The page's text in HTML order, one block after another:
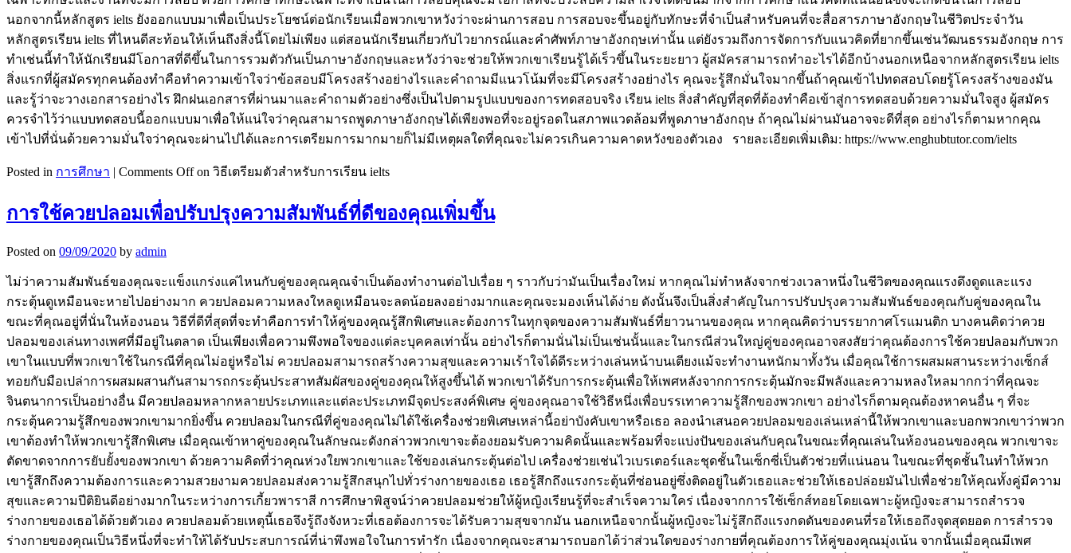
นอกจากนี้หลักสูตร ielts ยังออกแบบมาเพื่อเป็นประโยชน์ต่อนักเรียนเมื่อพวกเขาหวังว่าจะผ่านการสอบ การสอบจะขึ้นอยู่กับทักษะที่จำเป็นสำหรับคนที่จะสื่อสารภาษาอังกฤษในชีวิตประจำวัน
หลักสูตรเรียน ielts ที่ไหนดีสะท้อนให้เห็นถึงสิ่งนี้โดยไม่เพียง แต่สอนนักเรียนเกี่ยวกับไวยากรณ์และคำศัพท์ภาษาอังกฤษเท่านั้น แต่ยังรวมถึงการจัดการกับแนวคิดที่ยากขึ้นเช่นวัฒนธรรมอังกฤษ การ
ทำเช่นนี้ทำให้นักเรียนมีโอกาสที่ดีขึ้นในการรวมตัวกันเป็นภาษาอังกฤษและหวังว่าจะช่วยให้พวกเขาเรียนรู้ได้เร็วขึ้นในระยะยาว ผู้สมัครสามารถทำอะไรได้อีกบ้างนอกเหนือจากหลักสูตรเรียน ielts
สิ่งแรกที่ผู้สมัครทุกคนต้องทำคือทำความเข้าใจว่าข้อสอบมีโครงสร้างอย่างไรและคำถามมีแนวโน้มที่จะมีโครงสร้างอย่างไร คุณจะรู้สึกมั่นใจมากขึ้นถ้าคุณเข้าไปทดสอบโดยรู้โครงสร้างของมัน
และรู้ว่าจะวางเอกสารอย่างไร ฝึกฝนเอกสารที่ผ่านมาและคำถามตัวอย่างซึ่งเป็นไปตามรูปแบบของการทดสอบจริง เรียน ielts สิ่งสำคัญที่สุดที่ต้องทำคือเข้าสู่การทดสอบด้วยความมั่นใจสูง ผู้สมัคร
ควรจำไว้ว่าแบบทดสอบนี้ออกแบบมาเพื่อให้แน่ใจว่าคุณสามารถพูดภาษาอังกฤษได้เพียงพอที่จะอยู่รอดในสภาพแวดล้อมที่พูดภาษาอังกฤษ ถ้าคุณไม่ผ่านมันอาจจะดีที่สุด อย่างไรก็ตามหากคุณ
เข้าไปที่นั่นด้วยความมั่นใจว่าคุณจะผ่านไปได้และการเตรียมการมากมายก็ไม่มีเหตุผลใดที่คุณจะไม่ควรเกินความคาดหวังของตัวเอง รายละเอียดเพิ่มเติม: https://www.enghubtutor.com/ielts
Posted in การศึกษา | Comments Offon วิธีเตรียมตัวสำหรับการเรียน ielts
การใช้ควยปลอมเพื่อปรับปรุงความสัมพันธ์ที่ดีของคุณเพิ่มขึ้น
Posted on 09/09/2020 by admin
ไม่ว่าความสัมพันธ์ของคุณจะแข็งแกร่งแค่ไหนกับคู่ของคุณคุณจำเป็นต้องทำงานต่อไปเรื่อย ๆ ราวกับว่ามันเป็นเรื่องใหม่ หากคุณไม่ทำหลังจากช่วงเวลาหนึ่งในชีวิตของคุณแรงดึงดูดและแรง
กระตุ้นดูเหมือนจะหายไปอย่างมาก ควยปลอมความหลงใหลดูเหมือนจะลดน้อยลงอย่างมากและคุณจะมองเห็นได้ง่าย ดังนั้นจึงเป็นสิ่งสำคัญในการปรับปรุงความสัมพันธ์ของคุณกับคู่ของคุณใน
ขณะที่คุณอยู่ที่นั่นในห้องนอน วิธีที่ดีที่สุดที่จะทำคือการทำให้คู่ของคุณรู้สึกพิเศษและต้องการในทุกจุดของความสัมพันธ์ที่ยาวนานของคุณ หากคุณคิดว่าบรรยากาศโรแมนติก บางคนคิดว่าควย
ปลอมของเล่นทางเพศที่มีอยู่ในตลาด เป็นเพียงเพื่อความพึงพอใจของแต่ละบุคคลเท่านั้น อย่างไรก็ตามนั่นไม่เป็นเช่นนั้นและในกรณีส่วนใหญ่คู่ของคุณอาจสงสัยว่าคุณต้องการใช้ควยปลอมกับพวก
เขาในแบบที่พวกเขาใช้ในกรณีที่คุณไม่อยู่หรือไม่ ควยปลอมสามารถสร้างความสุขและความเร้าใจได้ดีระหว่างเล่นหน้าบนเตียงแม้จะทำงานหนักมาทั้งวัน เมื่อคุณใช้การผสมผสานระหว่างเซ็กส์
ทอยกับมือเปล่าการผสมผสานกันสามารถกระตุ้นประสาทสัมผัสของคู่ของคุณให้สูงขึ้นได้ พวกเขาได้รับการกระตุ้นเพื่อให้เพศหลังจากการกระตุ้นมักจะมีพลังและความหลงใหลมากกว่าที่คุณจะ
จินตนาการเป็นอย่างอื่น มีควยปลอมหลากหลายประเภทและแต่ละประเภทมีจุดประสงค์พิเศษ คู่ของคุณอาจใช้วิธีหนึ่งเพื่อบรรเทาความรู้สึกของพวกเขา อย่างไรก็ตามคุณต้องหาคนอื่น ๆ ที่จะ
กระตุ้นความรู้สึกของพวกเขามากยิ่งขึ้น ควยปลอมในกรณีที่คู่ของคุณไม่ได้ใช้เครื่องช่วยพิเศษเหล่านี้อย่าบังคับเขาหรือเธอ ลองนำเสนอควยปลอมของเล่นเหล่านี้ให้พวกเขาและบอกพวกเขาว่าพวก
เขาต้องทำให้พวกเขารู้สึกพิเศษ เมื่อคุณเข้าหาคู่ของคุณในลักษณะดังกล่าวพวกเขาจะต้องยอมรับความคิดนั้นและพร้อมที่จะแบ่งปันของเล่นกับคุณในขณะที่คุณเล่นในห้องนอนของคุณ พวกเขาจะ
ตัดขาดจากการยับยั้งของพวกเขา ด้วยความคิดที่ว่าคุณห่วงใยพวกเขาและใช้ของเล่นกระตุ้นต่อไป เครื่องช่วยเช่นไวเบรเตอร์และชุดชั้นในเซ็กซี่เป็นตัวช่วยที่แน่นอน ในขณะที่ชุดชั้นในทำให้พวก
เขารู้สึกถึงความต้องการและความสวยงามควยปลอมส่งความรู้สึกสนุกไปทั่วร่างกายของเธอ เธอรู้สึกถึงแรงกระตุ้นที่ซ่อนอยู่ซึ่งติดอยู่ในตัวเธอและช่วยให้เธอปล่อยมันไปเพื่อช่วยให้คุณทั้งคู่มีความ
สุขและความปีติยินดีอย่างมากในระหว่างการเกี้ยวพาราสี การศึกษาพิสูจน์ว่าควยปลอมช่วยให้ผู้หญิงเรียนรู้ที่จะสำเร็จความใคร่ เนื่องจากการใช้เซ็กส์ทอยโดยเฉพาะผู้หญิงจะสามารถสำรวจ
ร่างกายของเธอได้ด้วยตัวเอง ควยปลอมด้วยเหตุนี้เธอจึงรู้ถึงจังหวะที่เธอต้องการจะได้รับความสุขจากมัน นอกเหนือจากนั้นผู้หญิงจะไม่รู้สึกถึงแรงกดดันของคนที่รอให้เธอถึงจุดสุดยอด การสำรวจ
ร่างกายของคุณเป็นวิธีหนึ่งที่จะทำให้ได้รับประสบการณ์ที่น่าพึงพอใจในการทำรัก เนื่องจากคุณจะสามารถบอกได้ว่าส่วนใดของร่างกายที่คุณต้องการให้คู่ของคุณมุ่งเน้น จากนั้นเมื่อคุณมีเพศ